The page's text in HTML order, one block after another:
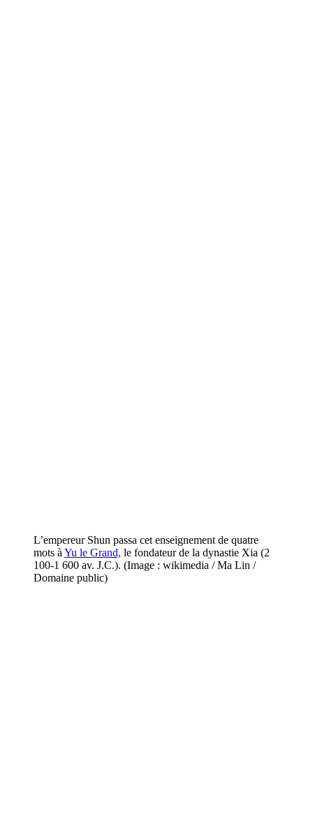
L’empereur Shun passa cet enseignement de quatre
mots à Yu le Grand, le fondateur de la dynastie Xia (2
100-1 600 av. J.C.). (Image : wikimedia / Ma Lin /
Domaine public)